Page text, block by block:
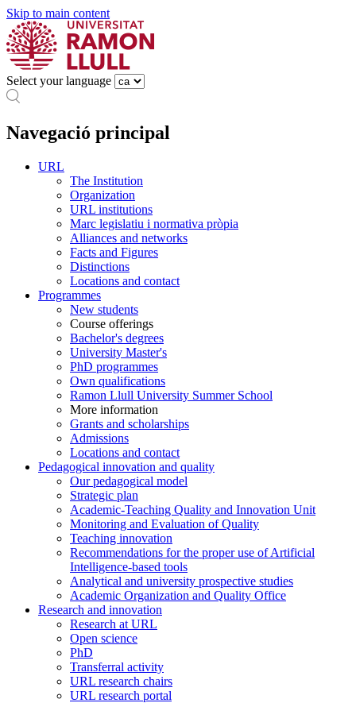
Skip to main content
Select your language
Navegació principal
URL
The Institution
Organization
URL institutions
Marc legislatiu i normativa pròpia
Alliances and networks
Facts and Figures
Distinctions
Locations and contact
Programmes
New students
Course offerings
Bachelor's degrees
University Master's
PhD programmes
Own qualifications
Ramon Llull University Summer School
More information
Grants and scholarships
Admissions
Locations and contact
Pedagogical innovation and quality
Our pedagogical model
Strategic plan
Academic-Teaching Quality and Innovation Unit
Monitoring and Evaluation of Quality
Teaching innovation
Recommendations for the proper use of Artificial
Intelligence-based tools
Analytical and university prospective studies
Academic Organization and Quality Office
Research and innovation
Research at URL
Open science
PhD
Transferral activity
URL research chairs
URL research portal